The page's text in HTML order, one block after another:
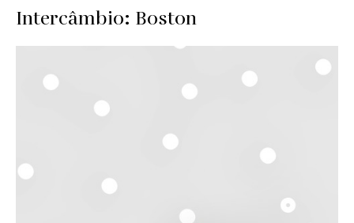
Intercâmbio: Boston